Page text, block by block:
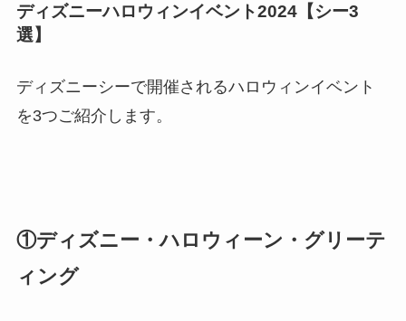
ディズニーハロウィンイベント2024【シー3
選】
ディズニーシーで開催されるハロウィンイベント
を3つご紹介します。
①ディズニー・ハロウィーン・グリーテ
ィング